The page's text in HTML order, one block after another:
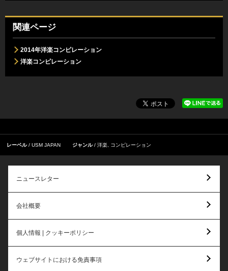
関連ページ
2014年洋楽コンピレーション
洋楽コンピレーション
レーベル USM JAPAN ジャンル 洋楽 コンピレーション
ニュースレター
会社概要
個人情報 | クッキーポリシー
ウェブサイトにおける免責事項